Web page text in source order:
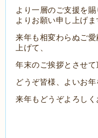
より一層のご支援を
よりお願い申し上げま
来年も相変わらぬご
上げて、
年末のご挨拶とさせて
どうぞ皆様、よいお年
来年もどうぞよろしく